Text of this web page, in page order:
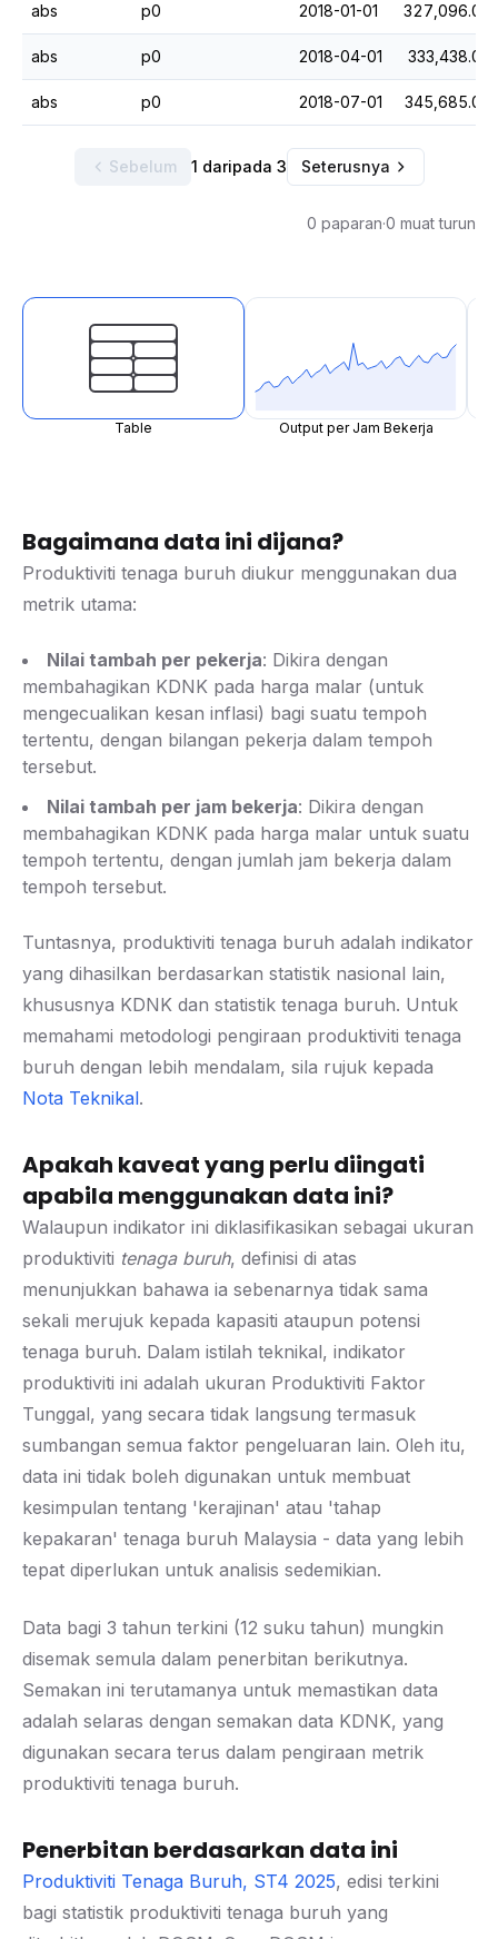
abs p0 2018-01-01 327,096.0
abs p0 2018-04-01 333,438.0
abs p0 2018-07-01 345,685.0
Sebelum 1 daripada 3 Seterusnya
0 paparan·0 muat turun
Table Output per Jam Bekerja
Bagaimana data ini dijana?
Produktiviti tenaga buruh diukur menggunakan dua
metrik utama:
Nilai tambah per pekerja: Dikira dengan
membahagikan KDNK pada harga malar (untuk
mengecualikan kesan inflasi) bagi suatu tempoh
tertentu, dengan bilangan pekerja dalam tempoh
tersebut.
Nilai tambah per jam bekerja: Dikira dengan
membahagikan KDNK pada harga malar untuk suatu
tempoh tertentu, dengan jumlah jam bekerja dalam
tempoh tersebut.
Tuntasnya, produktiviti tenaga buruh adalah indikator
yang dihasilkan berdasarkan statistik nasional lain,
khususnya KDNK dan statistik tenaga buruh. Untuk
memahami metodologi pengiraan produktiviti tenaga
buruh dengan lebih mendalam, sila rujuk kepada
Nota Teknikal.
Apakah kaveat yang perlu diingati
apabila menggunakan data ini?
Walaupun indikator ini diklasifikasikan sebagai ukuran
produktiviti tenaga buruh, definisi di atas
menunjukkan bahawa ia sebenarnya tidak sama
sekali merujuk kepada kapasiti ataupun potensi
tenaga buruh. Dalam istilah teknikal, indikator
produktiviti ini adalah ukuran Produktiviti Faktor
Tunggal, yang secara tidak langsung termasuk
sumbangan semua faktor pengeluaran lain. Oleh itu,
data ini tidak boleh digunakan untuk membuat
kesimpulan tentang 'kerajinan' atau 'tahap
kepakaran' tenaga buruh Malaysia - data yang lebih
tepat diperlukan untuk analisis sedemikian.
Data bagi 3 tahun terkini (12 suku tahun) mungkin
disemak semula dalam penerbitan berikutnya.
Semakan ini terutamanya untuk memastikan data
adalah selaras dengan semakan data KDNK, yang
digunakan secara terus dalam pengiraan metrik
produktiviti tenaga buruh.
Penerbitan berdasarkan data ini
Produktiviti Tenaga Buruh, ST4 2025, edisi terkini
bagi statistik produktiviti tenaga buruh yang